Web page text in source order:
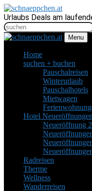
Urlaubs Deals am
Menu
Home
suchen + buchen
Pauschalreisen
Winterurlaub
Pauschalhotels
Mietwagen
Hotel Neueröffnungen
Neueröffnung
Radreisen
Therme
Wellness
Wanderreisen